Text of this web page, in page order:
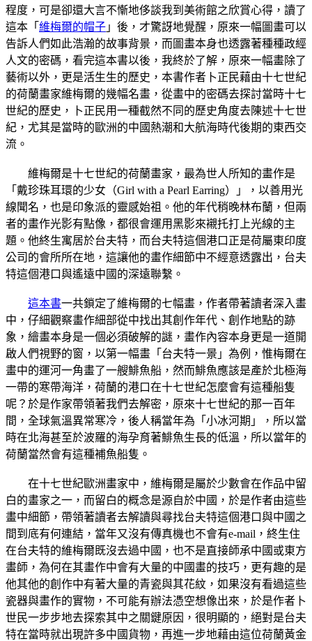
程度，可是卻還大言不慚地侈談我到美術館之欣賞心得，讀了
這本「 維梅爾的帽子 」後，才驚訝地覺醒，原來一幅圖畫可以
告訴人們如此浩瀚的故事背景，而圖畫本身也透露著種種政經
人文的密碼，看完這本書以後，我終於了解，原來一幅畫除了
藝術以外，更是活生生的歷史，本書作者卜正民藉由十七世紀
的荷蘭畫家維梅爾的幾幅名畫，從畫中的密碼去探討當時十七
世紀的歷史，卜正民用一種截然不同的歷史角度去陳述十七世
紀，尤其是當時的歐洲的中國熱潮和大航海時代後期的東西交
流。
維梅爾是十七世紀的荷蘭畫家，最為世人所知的畫作是
「戴珍珠耳環的少女（Girl with a Pearl Earring）」，以善用光
線聞名，也是印象派的靈感始祖。他的年代稍晚林布蘭，但兩
者的畫作光影有點像，都很會運用黑影來襯托打上光線的主
題。他終生寓居於台夫特，而台夫特這個港口正是荷屬東印度
公司的會所所在地，這讓他的畫作細節中不經意透露出，台夫
特這個港口與遙遠中國的深遠聯繫。
這本書一共鎖定了維梅爾的七幅畫，作者帶著讀者深入畫
中，仔細觀察畫作細部從中找出其創作年代、創作地點的跡
象，繪畫本身是一個必須破解的謎，畫作內容本身更是一道開
啟人們視野的窗，以第一幅畫「台夫特一景」為例，惟梅爾在
畫中的運河一角畫了一艘鯡魚船，然而鯡魚應該是產於北極海
一帶的寒帶海洋，荷蘭的港口在十七世紀怎麼會有這種船隻
呢？於是作家帶領著我們去解密，原來十七世紀的那一百年
間，全球氣溫異常寒冷，後人稱當年為「小冰河期」，所以當
時在北海甚至於波羅的海孕育著鯡魚生長的低溫，所以當年的
荷蘭當然會有這種補魚船隻。
在十七世紀歐洲畫家中，維梅爾是屬於少數會在作品中留
白的畫家之一，而留白的概念是源自於中國，於是作者由這些
畫中細節，帶領著讀者去解讀與尋找台夫特這個港口與中國之
間到底有何連結，當年又沒有傳真機也不會有e-mail，終生住
在台夫特的維梅爾既沒去過中國，也不是直接師承中國或東方
畫師，為何在其畫作中會有大量的中國畫的技巧，更有趣的是
他其他的創作中有著大量的青瓷與其花紋，如果沒有看過這些
瓷器與畫作的實物，不可能有辦法憑空想像出來，於是作者卜
世民一步步地去探索其中之關鍵原因，很明顯的，絕對是台夫
特在當時就出現許多中國貨物，再進一步地藉由這位荷蘭黃金